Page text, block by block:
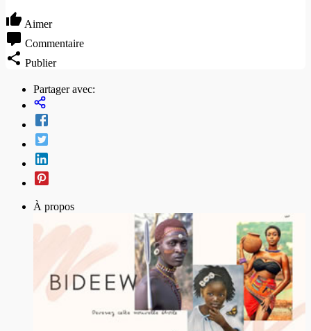
Aimer
Commentaire
Publier
Partager avec:
À propos